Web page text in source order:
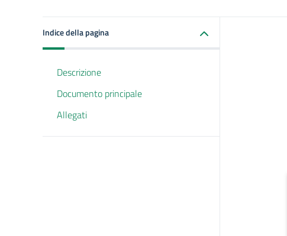
Indice della pagina
Descrizione
Documento principale
Allegati